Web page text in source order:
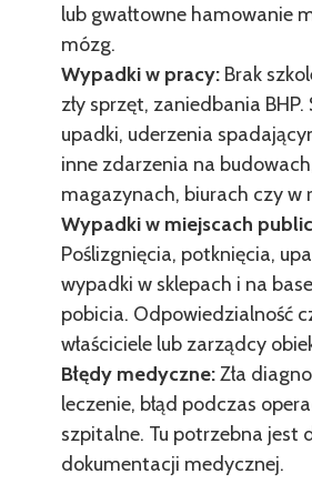
lub gwałtowne hamowanie
mózg.
Wypadki w pracy: Brak
zły sprzęt, zaniedbania
upadki, uderzenia
inne zdarzenia na
magazynach, biurach czy w
Wypadki w miejscach
Poślizgnięcia, potknięcia,
wypadki w sklepach i na
pobicia. Odpowiedzialność
właściciele lub zarządcy
Błędy medyczne:Zła
leczenie, błąd podczas
szpitalne. Tu potrzebna jest
dokumentacji medycznej.